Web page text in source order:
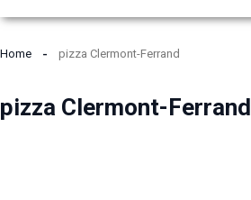
Home pizza Clermont-Ferrand
pizza Clermont-Ferrand